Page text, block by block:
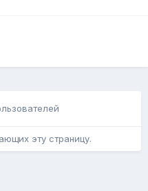
эту страницу.